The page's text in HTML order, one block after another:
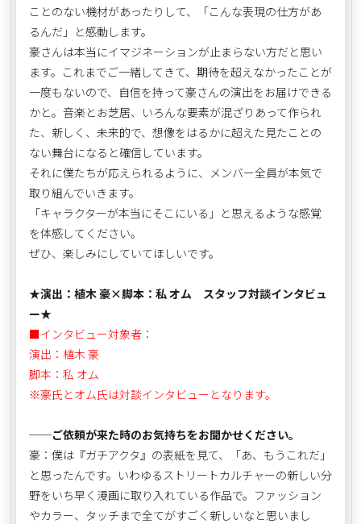
ことのない機材があったりして、「こんな表現の仕方があ
るんだ」と感動します。
豪さんは本当にイマジネーションが止まらない方だと思い
ます。これまでご一緒してきて、期待を超えなかったことが
一度もないので、自信を持って豪さんの演出をお届けできる
かと。音楽とお芝居、いろんな要素が混ざりあって作られ
た、新しく、未来的で、想像をはるかに超えた見たことの
ない舞台になると確信しています。
それに僕たちが応えられるように、メンバー全員が本気で
取り組んでいきます。
「キャラクターが本当にそこにいる」と思えるような感覚
を体感してください。
ぜひ、楽しみにしていてほしいです。
★演出：植木 豪×脚本：私 オム スタッフ対談インタビュ
ー★
■インタビュー対象者：
演出：植木 豪
脚本：私 オム
※豪氏とオム氏は対談インタビューとなります。
──ご依頼が来た時のお気持ちをお聞かせください。
豪：僕は『ガチアクタ』の表紙を見て、「あ、もうこれだ」
と思ったんです。いわゆるストリートカルチャーの新しい分
野をいち早く漫画に取り入れている作品で。ファッション
やカラー、タッチまで全てがすごく新しいなと思いまし